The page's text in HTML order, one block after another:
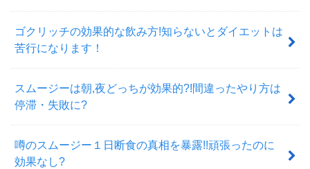
ゴクリッチの効果的な飲み方!知らないとダイエットは
苦行になります！
スムージーは朝,夜どっちが効果的?!間違ったやり方は
停滞・失敗に?
噂のスムージー１日断食の真相を暴露!!頑張ったのに
効果なし?